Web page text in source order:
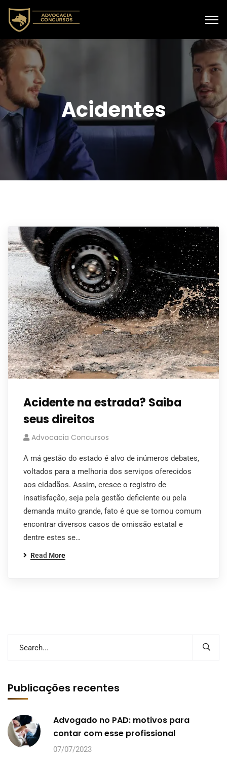
Acidentes
Acidente na estrada? Saiba
seus direitos
Advocacia Concursos
A má gestão do estado é alvo de inúmeros debates,
voltados para a melhoria dos serviços oferecidos
aos cidadãos. Assim, cresce o registro de
insatisfação, seja pela gestão deficiente ou pela
demanda muito grande, fato é que se tornou comum
encontrar diversos casos de omissão estatal e
dentre estes se…
Read More
Publicações recentes
Advogado no PAD: motivos para
contar com esse profissional
07/07/2023